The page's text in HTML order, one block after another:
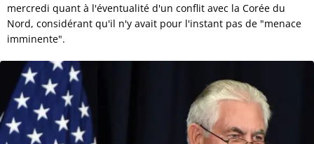
mercredi quant à l'éventualité d'un conflit avec la Corée du
Nord, considérant qu'il n'y avait pour l'instant pas de "menace
imminente".